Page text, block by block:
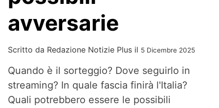
avversarie
Scritto da Redazione Notizie Plus il 5 Dicembre 2025
Quando è il sorteggio? Dove seguirlo in
streaming? In quale fascia finirà l'Italia?
Quali potrebbero essere le possibili